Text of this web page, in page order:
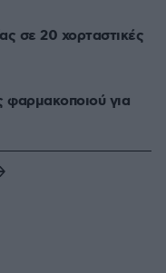
σε 20 χορταστικές
φαρμακοποιού για